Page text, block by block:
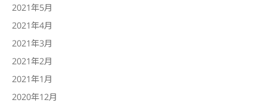
2021年5月
2021年4月
2021年3月
2021年2月
2021年1月
2020年12月